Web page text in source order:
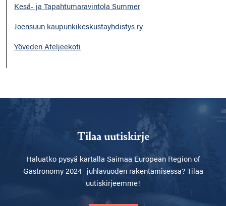
Kesä- ja Tapahtumaravintola Summer
Joensuun kaupunkikeskustayhdistys ry
Yöveden Ateljeekoti
Tilaa uutiskirje
Haluatko pysyä kartalla Saimaa European Region of
Gastronomy 2024 -juhlavuoden rakentamisessa? Tilaa
uutiskirjeemme!